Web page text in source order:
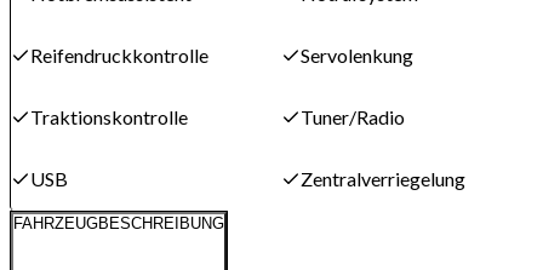
Reifendruckkontrolle Servolenkung
Traktionskontrolle Tuner/Radio
USB Zentralverriegelung
FAHRZEUGBESCHREIBUNG